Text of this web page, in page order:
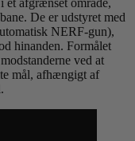
et afgrænset område,
De er udstyret med
NERF-gun),
hinanden. Formålet
ved at
mål, afhængigt af